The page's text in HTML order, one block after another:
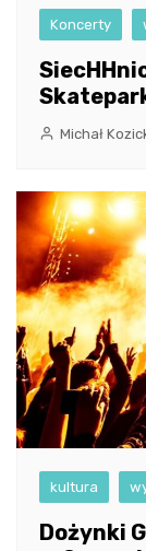
Koncerty
Michał
kultura
Dożynki